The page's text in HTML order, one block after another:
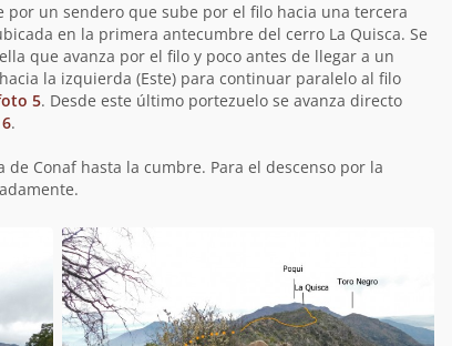
por un sendero que sube por el filo hacia una tercera
en la primera antecumbre del cerro La Quisca. Se
que avanza por el filo y poco antes de llegar a un
la izquierda (Este) para continuar paralelo al filo
5. Desde este último portezuelo se avanza directo
.
Conaf hasta la cumbre. Para el descenso por la